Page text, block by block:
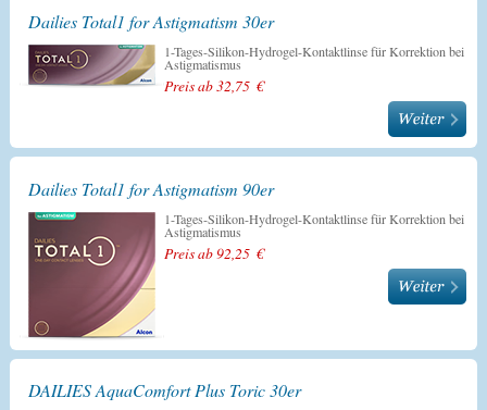
Dailies Total1 for Astigmatism 30er
1-Tages-Silikon-Hydrogel-Kontaktlinse für Korrektion bei
Astigmatismus
Preis ab 32,75 €
Dailies Total1 for Astigmatism 90er
1-Tages-Silikon-Hydrogel-Kontaktlinse für Korrektion bei
Astigmatismus
Preis ab 92,25 €
DAILIES AquaComfort Plus Toric 30er